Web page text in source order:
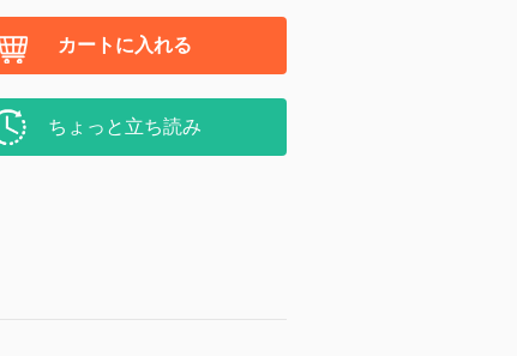
カートに入れる
ちょっと立ち読み